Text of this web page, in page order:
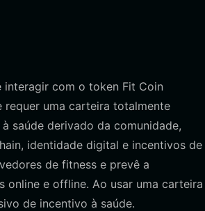
interagir com o token Fit Coin
requer uma carteira totalmente
saúde derivado da comunidade,
identidade digital e incentivos de
de fitness e prevê a
online e offline. Ao usar uma carteira
de incentivo à saúde.